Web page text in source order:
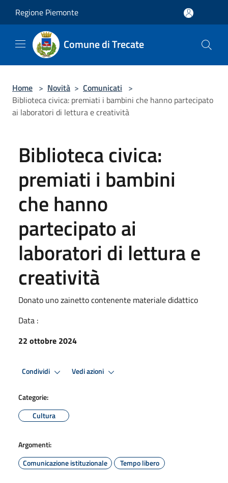
Regione Piemonte
Comune di Trecate
Home > Novità > Comunicati >
Biblioteca civica: premiati i bambini che hanno partecipato
ai laboratori di lettura e creatività
Biblioteca civica:
premiati i bambini
che hanno
partecipato ai
laboratori di lettura e
creatività
Donato uno zainetto contenente materiale didattico
Data :
22 ottobre 2024
Condividi Vedi azioni
Categorie:
Cultura
Argomenti:
Comunicazione istituzionale
Tempo libero